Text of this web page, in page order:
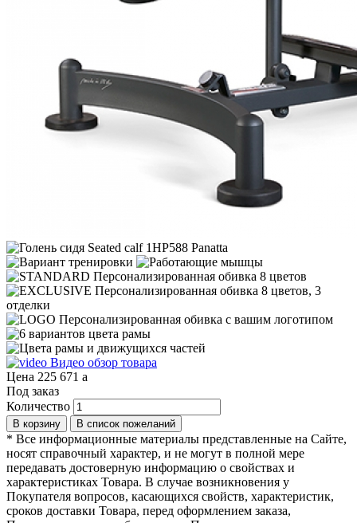
Видео обзор товара
Цена 225 671 a
Под заказ
Количество
* Все информационные материалы представленные на Сайте,
носят справочный характер, и не могут в полной мере
передавать достоверную информацию о свойствах и
характеристиках Товара. В случае возникновения у
Покупателя вопросов, касающихся свойств, характеристик,
сроков доставки Товара, перед оформлением заказа,